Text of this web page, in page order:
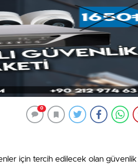
0
için tercih edilecek olan güvenlik